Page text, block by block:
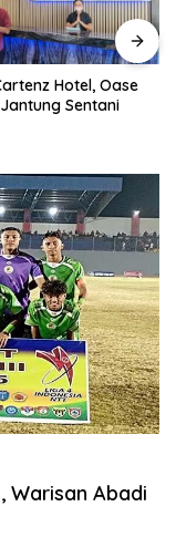
Hotel, Oase
Sentani
Warisan Abadi